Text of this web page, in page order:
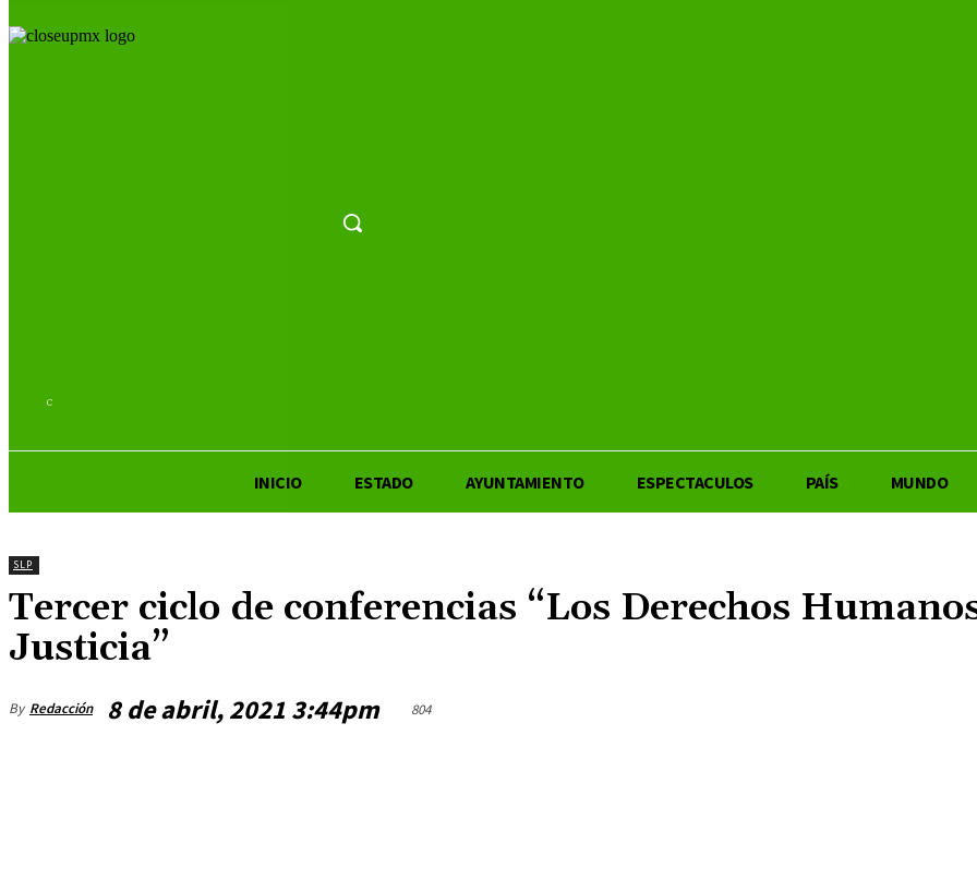
C
INICIO ESTADO AYUNTAMIENTO ESPECTACULOS PAÍS MUNDO
SLP
Tercer ciclo de conferencias “Los Derechos
Justicia”
By Redacción 8 de abril, 2021 3:44pm 804